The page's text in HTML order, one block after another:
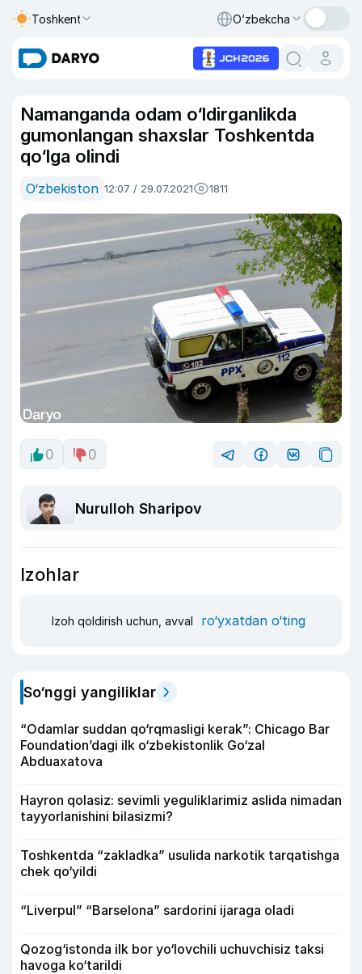
Toshkent O‘zbekcha
Namanganda odam o‘ldirganlikda
gumonlangan shaxslar Toshkentda
qo‘lga olindi
O‘zbekiston 12:07 / 29.07.2021 1811
0 0
Nurulloh Sharipov
Izohlar
Izoh qoldirish uchun, avval ro‘yxatdan o‘ting
So‘nggi yangiliklar
“Odamlar suddan qo‘rqmasligi kerak”: Chicago Bar
Foundation’dagi ilk o‘zbekistonlik Go‘zal
Abduaxatova
Hayron qolasiz: sevimli yeguliklarimiz aslida nimadan
tayyorlanishini bilasizmi?
Toshkentda “zakladka” usulida narkotik tarqatishga
chek qo‘yildi
“Liverpul” “Barselona” sardorini ijaraga oladi
Qozog‘istonda ilk bor yo‘lovchili uchuvchisiz taksi
havoga ko‘tarildi